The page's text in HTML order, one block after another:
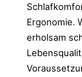
Ergonomie.
erholsam